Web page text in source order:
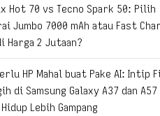
Hot 70 vs Tecno Spark 50: Pilih
Jumbo 7000 mAh atau Fast
Harga 2 Jutaan?
HP Mahal buat Pake AI: Intip
di Samsung Galaxy A37 dan A57
Lebih Gampang